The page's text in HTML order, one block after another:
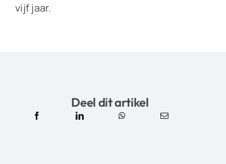
vijf jaar.
Deel dit artikel